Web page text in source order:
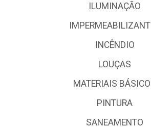
ILUMINAÇÃO
INCÊNDIO
LOUÇAS
MATERIAIS
PINTURA
SANEAMENTO